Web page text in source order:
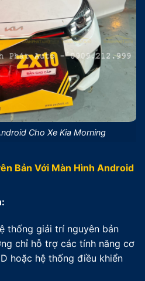
Cho Xe Kia Morning
Bản Với Màn Hình Android
thống giải trí nguyên bản
chỉ hỗ trợ các tính năng cơ
hoặc hệ thống điều khiển